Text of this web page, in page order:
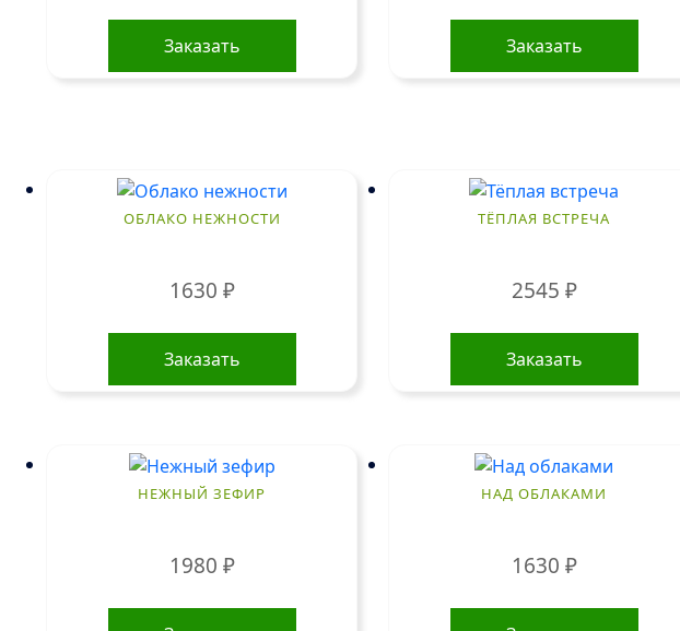
Заказать Заказать
ОБЛАКО НЕЖНОСТИ
1630 ₽
Заказать
ТЁПЛАЯ ВСТРЕЧА
2545 ₽
Заказать
НЕЖНЫЙ ЗЕФИР
1980 ₽
НАД ОБЛАКАМИ
1630 ₽